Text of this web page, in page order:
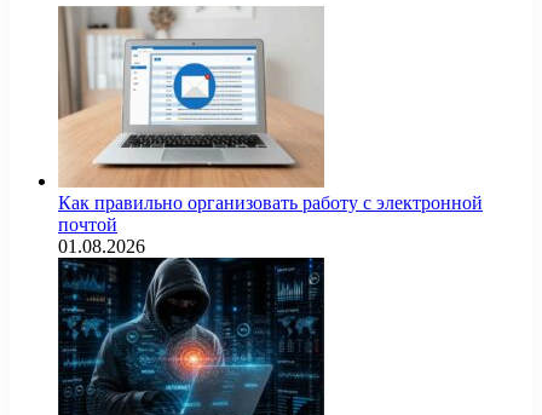
Как правильно организовать работу с электронной
почтой
01.08.2026